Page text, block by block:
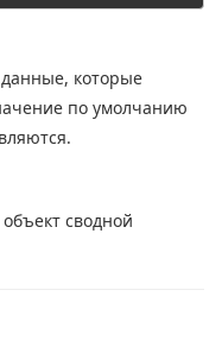
которые
по умолчанию
сводной